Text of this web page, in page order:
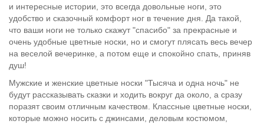
и интересные истории, это всегда довольные ноги, это
удобство и сказочный комфорт ног в течение дня. Да такой,
что ваши ноги не только скажут "спасибо" за прекрасные и
очень удобные цветные носки, но и смогут плясать весь вечер
на веселой вечеринке, а потом еще и спокойно спать, приняв
душ!
Мужские и женские цветные носки "Тысяча и одна ночь" не
будут рассказывать сказки и ходить вокруг да около, а сразу
поразят своим отличным качеством. Классные цветные носки,
которые можно носить с джинсами, деловым костюмом,